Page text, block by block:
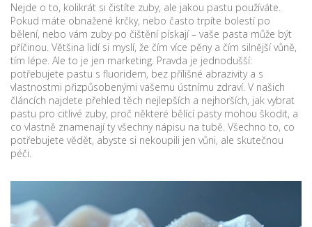
Nejde o to, kolikrát si čistíte zuby, ale jakou pastu používáte.
Pokud máte obnažené krčky, nebo často trpíte bolestí po
bělení, nebo vám zuby po čištění pískají – vaše pasta může být
příčinou. Většina lidí si myslí, že čím více pěny a čím silnější vůně,
tím lépe. Ale to je jen marketing. Pravda je jednodušší:
potřebujete pastu s fluoridem, bez přílišné abrazivity a s
vlastnostmi přizpůsobenými vašemu ústnímu zdraví. V našich
článcích najdete přehled těch nejlepších a nejhorších, jak vybrat
pastu pro citlivé zuby, proč některé bělící pasty mohou škodit, a
co vlastně znamenají ty všechny nápisu na tubě. Všechno to, co
potřebujete vědět, abyste si nekoupili jen vůni, ale skutečnou
péči.